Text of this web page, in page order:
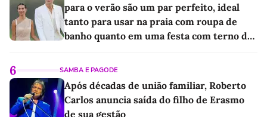
para o verão são um par perfeito, ideal
tanto para usar na praia com roupa de
banho quanto em uma festa com terno de
6 SAMBA E PAGODE
Após décadas de união familiar, Roberto
Carlos anuncia saída do filho de Erasmo
de sua gestão